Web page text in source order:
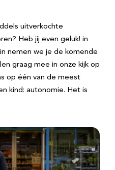
uitverkochte
Heb jij even geluk! in
nemen we je de komende
graag mee in onze kijk op
op één van de meest
kind: autonomie. Het is